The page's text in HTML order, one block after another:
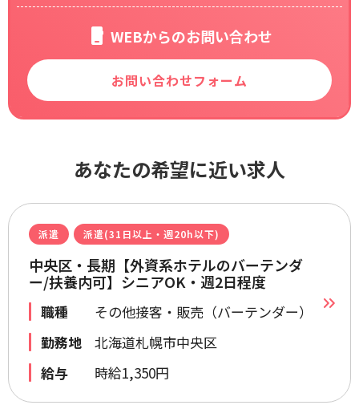
WEBからのお問い合わせ
お問い合わせフォーム
あなたの希望に近い求人
派遣 派遣(31日以上・週20h以下)
中央区・長期【外資系ホテルのバーテンダ
ー/扶養内可】シニアOK・週2日程度
職種
その他接客・販売（バーテンダー）
勤務地
北海道札幌市中央区
給与
時給1,350円